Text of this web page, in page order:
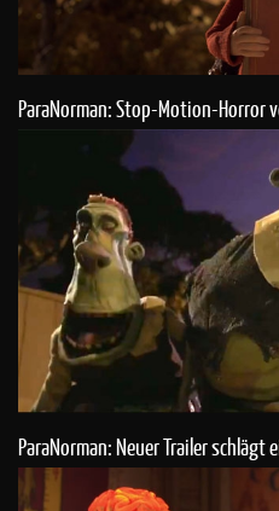
ParaNorman: Stop-Motion-Horror
ParaNorman: Neuer Trailer schlägt